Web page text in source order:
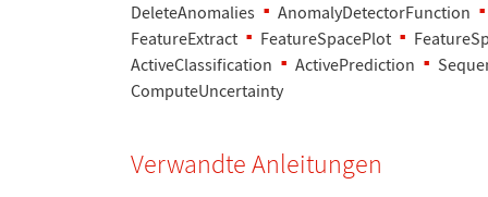
DeleteAnomalies
AnomalyDetectorFunction
FeatureExtract
FeatureSpacePlot
ActiveClassification
ActivePrediction
ComputeUncertainty
Verwandte Anleitungen